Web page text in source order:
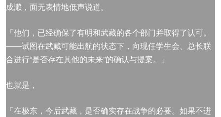
成濑，面无表情地低声说道。
「他们，已经确保了有明和武藏的各个部门并取得了认可。
——试图在武藏可能出航的状态下，向现任学生会、总长联
合进行“是否存在其他的未来”的确认与提案。」
也就是，
「在极东，今后武藏，是否确实存在战争的必要。如果不进